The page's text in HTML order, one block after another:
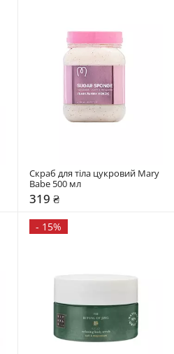
Скраб для тіла цукровий Mary
Babe 500 мл
319 ₴
- 15%